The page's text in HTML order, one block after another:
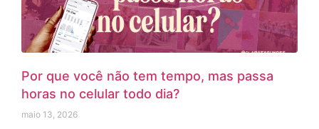
Por que você não tem tempo, mas passa
horas no celular todo dia?
maio 13, 2026